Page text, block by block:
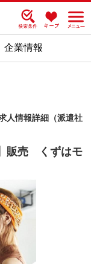
企業情報
人情報詳細（派遣社
販売 くずはモ